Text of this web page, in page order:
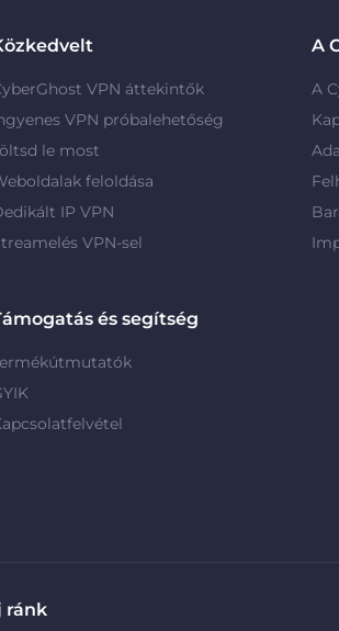
VPN áttekintők
VPN próbalehetőség
le most
feloldása
IP VPN
VPN-sel
A
A
és segítség
ránk